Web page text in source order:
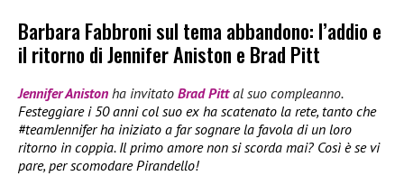
Barbara Fabbroni sul tema abbandono: l’addio e
il ritorno di Jennifer Aniston e Brad Pitt
Jennifer Aniston ha invitato Brad Pittal suo compleanno.
Festeggiare i 50 anni col suo ex ha scatenato la rete, tanto che
#teamJennifer ha iniziato a far sognare la favola di un loro
ritorno in coppia. Il primo amore non si scorda mai? Così è se vi
pare, per scomodare Pirandello!